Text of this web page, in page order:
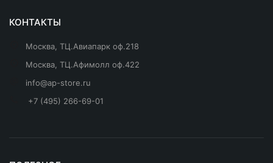
КОНТАКТЫ
Москва, ТЦ.Авиапарк оф.218
Москва, ТЦ.Афимолл оф.422
info@ap-store.ru
+7 (495) 266-69-01